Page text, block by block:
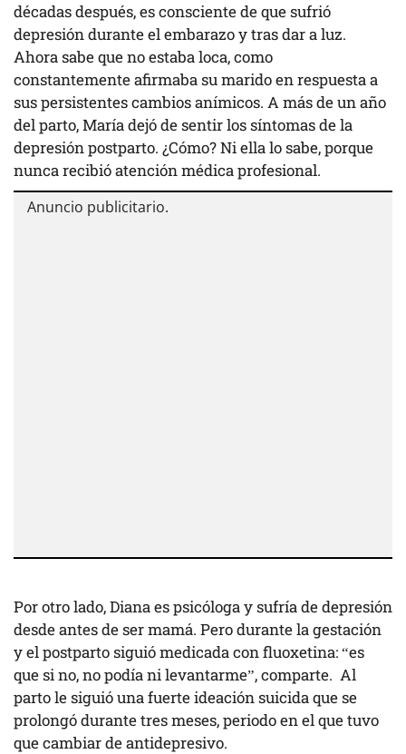
décadas después, es consciente de que sufrió
depresión durante el embarazo y tras dar a luz.
Ahora sabe que no estaba loca, como
constantemente afirmaba su marido en respuesta a
sus persistentes cambios anímicos. A más de un año
del parto, María dejó de sentir los síntomas de la
depresión postparto. ¿Cómo? Ni ella lo sabe, porque
nunca recibió atención médica profesional.
Por otro lado, Diana es psicóloga y sufría de depresión
desde antes de ser mamá. Pero durante la gestación
y el postparto siguió medicada con fluoxetina: “es
que si no, no podía ni levantarme”, comparte. Al
parto le siguió una fuerte ideación suicida que se
prolongó durante tres meses, periodo en el que tuvo
que cambiar de antidepresivo.